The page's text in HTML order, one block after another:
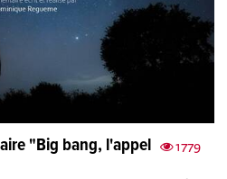
1779
"Big bang, l'appel